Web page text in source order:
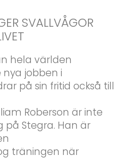
SVALLVÅGOR
hela världen
jobben i
på sin fritid också till
Roberson är inte
Stegra. Han är
träningen när